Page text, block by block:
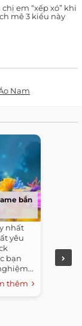
em “xếp xó” khi
mê 3 kiểu này
Nam
bắn
nhất
yêu
bạn
thêm